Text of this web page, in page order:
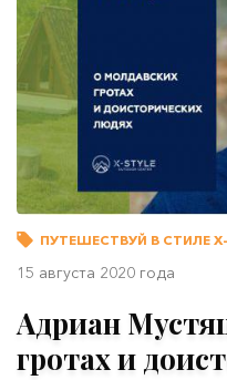
ПУТЕШЕСТВУЙ В СТИЛЕ X-
15 августа 2020 года
Адриан
гротах и